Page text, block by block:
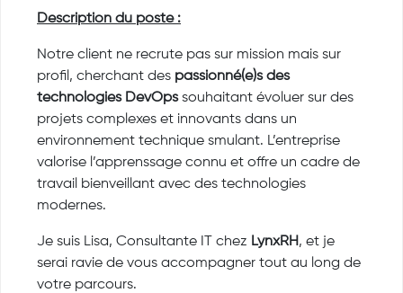
Description du poste :
Notre client ne recrute pas sur mission mais sur
profil, cherchant des passionné(e)s des
technologies DevOpssouhaitant évoluer sur des
projets complexes et innovants dans un
environnement technique smulant. L’entreprise
valorise l’apprenssage connu et offre un cadre de
travail bienveillant avec des technologies
modernes.
Je suis Lisa, Consultante IT chez LynxRH, et je
serai ravie de vous accompagner tout au long de
votre parcours.